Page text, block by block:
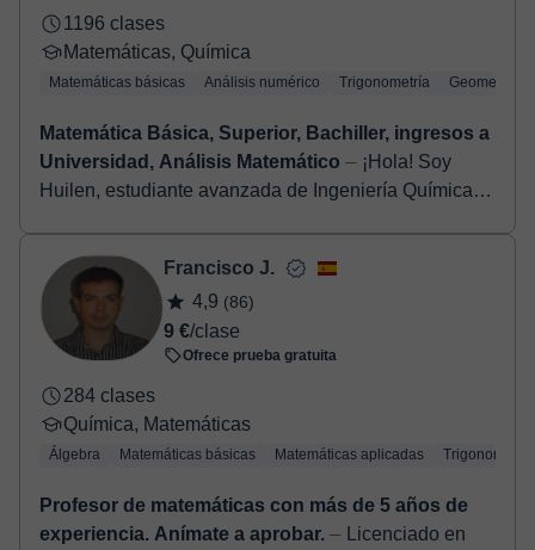
1196 clases
Matemáticas, Química
Matemáticas básicas Análisis numérico Trigonometría Geometría
Matemática Básica, Superior, Bachiller, ingresos a
Universidad, Análisis Matemático ⏤ ¡Hola! Soy
Huilen, estudiante avanzada de Ingeniería Química.
Francisco J.
4,9 (86)
9 €/clase
Ofrece prueba gratuita
284 clases
Química, Matemáticas
Álgebra Matemáticas básicas Matemáticas aplicadas Trigonometría
Profesor de matemáticas con más de 5 años de
experiencia. Anímate a aprobar. ⏤ Licenciado en